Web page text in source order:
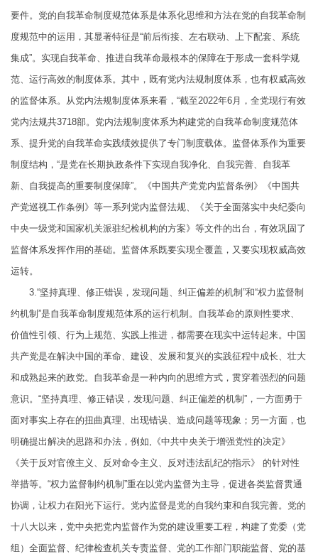
要件。党的自我革命制度规范体系是体系化思维和方法在党的自我革命制
度规范中的运用，其显著特征是“前后衔接、左右联动、上下配套、系统
集成”。实现自我革命、推进自我革命最根本的保障在于形成一套科学规
范、运行高效的制度体系。其中，既有党内法规制度体系，也有权威高效
的监督体系。从党内法规制度体系来看，“截至2022年6月，全党现行有效
党内法规共3718部。党内法规制度体系为构建党的自我革命制度规范体
系、提升党的自我革命实践绩效提供了专门制度载体。监督体系作为重要
制度结构，“是党在长期执政条件下实现自我净化、自我完善、自我革
新、自我提高的重要制度保障”。《中国共产党党内监督条例》《中国共
产党巡视工作条例》等一系列党内监督法规、《关于全面落实中央纪委向
中央一级党和国家机关派驻纪检机构的方案》等文件的出台，有效巩固了
监督体系发挥作用的基础。监督体系既要实现全覆盖，又要实现权威高效
运转。
3.“坚持真理、修正错误，发现问题、纠正偏差的机制”和“权力监督制
约机制”是自我革命制度规范体系的运行机制。自我革命的原则性要求、
价值性引领、行为上规范、实践上推进，都需要在现实中运转起来。中国
共产党是在解决中国的革命、建设、发展和复兴的实践征程中成长、壮大
和成熟起来的政党。自我革命是一种内向的思维方式，贯穿着强烈的问题
意识。“坚持真理、修正错误，发现问题、纠正偏差的机制”，一方面勇于
面对事实上存在的扭曲真理、出现错误、造成问题等现象；另一方面，也
明确提出解决的思路和办法，例如,《中共中央关于增强党性的决定》
《关于反对官僚主义、反对命令主义、反对违法乱纪的指示》 的针对性
举措等。“权力监督制约机制”重在以党内监督为主导，促进各类监督贯通
协调，让权力在阳光下运行。党内监督是党的自我约束和自我完善。党的
十八大以来，党中央把党内监督作为党的建设重要工程，构建了党委（党
组）全面监督、纪律检查机关专责监督、党的工作部门职能监督、党的基